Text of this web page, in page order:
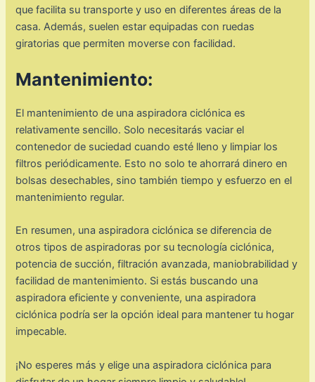
que facilita su transporte y uso en diferentes áreas de la
casa. Además, suelen estar equipadas con ruedas
giratorias que permiten moverse con facilidad.
Mantenimiento:
El mantenimiento de una aspiradora ciclónica es
relativamente sencillo. Solo necesitarás vaciar el
contenedor de suciedad cuando esté lleno y limpiar los
filtros periódicamente. Esto no solo te ahorrará dinero en
bolsas desechables, sino también tiempo y esfuerzo en el
mantenimiento regular.
En resumen, una aspiradora ciclónica se diferencia de
otros tipos de aspiradoras por su tecnología ciclónica,
potencia de succión, filtración avanzada, maniobrabilidad y
facilidad de mantenimiento. Si estás buscando una
aspiradora eficiente y conveniente, una aspiradora
ciclónica podría ser la opción ideal para mantener tu hogar
impecable.
¡No esperes más y elige una aspiradora ciclónica para